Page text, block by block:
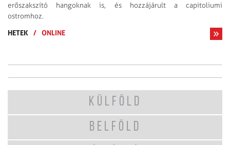
erőszakszító hangoknak is, és hozzájárult a capitoliumi
ostromhoz.
HETEK
/ ONLINE
KÜLFÖLD
BELFÖLD